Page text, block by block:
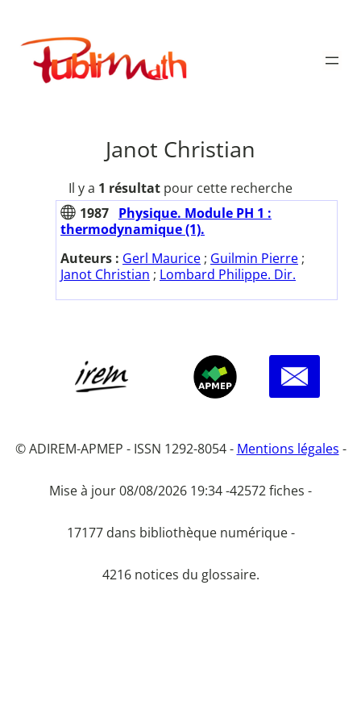
contenu
Publimath
Janot Christian
Il y a 1 résultat pour cette recherche
1987 Physique. Module PH 1 :
thermodynamique (1).
Auteurs : Gerl Maurice ; Guilmin Pierre ;
Janot Christian ; Lombard Philippe. Dir.
© ADIREM-APMEP - ISSN 1292-8054 - Mentions légales -
Mise à jour 08/08/2026 19:34 -42572 fiches -
17177 dans bibliothèque numérique -
4216 notices du glossaire.